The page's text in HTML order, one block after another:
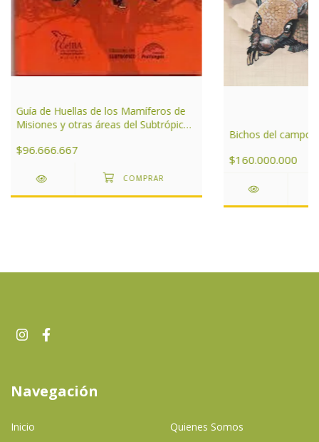
Guía de Huellas de los Mamíferos de
Misiones y otras áreas del Subtrópico
$96.666.667
Bichos del campo
$160.000.000
Navegación
Inicio Quienes Somos